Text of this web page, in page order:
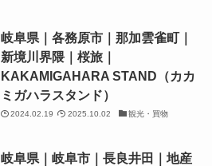
岐阜県｜各務原市｜那加雲雀町｜
新境川界隈｜桜旅｜
KAKAMIGAHARA STAND（カカ
ミガハラスタンド）
2024.02.19 2025.10.02 観光・買物
岐阜県｜岐阜市｜長良井田｜地産